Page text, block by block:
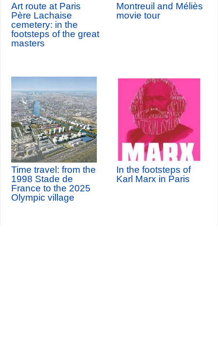
Art route at Paris
Père Lachaise
cemetery: in the
footsteps of the great
masters
Montreuil and Méliès
movie tour
Time travel: from the
1998 Stade de
France to the 2025
Olympic village
In the footsteps of
Karl Marx in Paris